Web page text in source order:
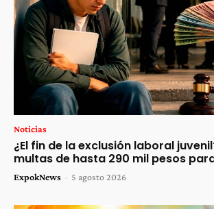
Noticias
¿El fin de la exclusión laboral
multas de hasta 290 mil pesos
ExpokNews - 5 agosto 2026